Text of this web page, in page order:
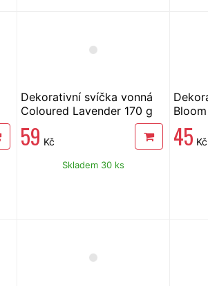
Dekorativní svíčka vonná
Coloured Lavender 170 g
59 Kč
Skladem 30 ks
45 Kč